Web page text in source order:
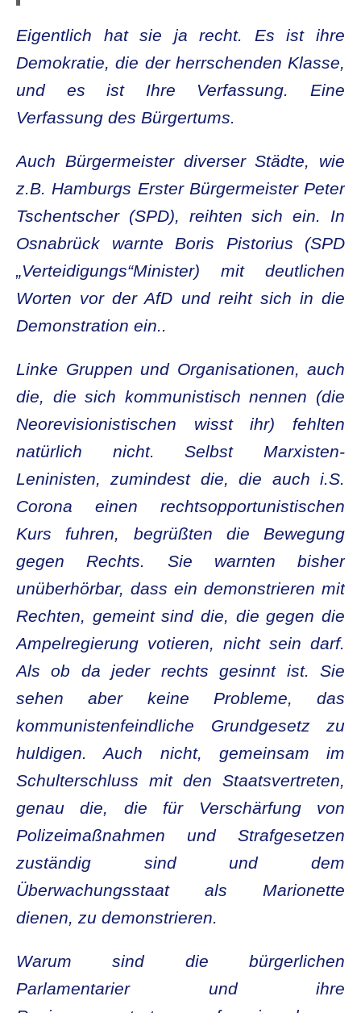
Eigentlich hat sie ja recht. Es ist ihre
Demokratie, die der herrschenden Klasse,
und es ist Ihre Verfassung.
Eine
Verfassung des Bürgertums.
Auch Bürgermeister diverser Städte, wie
z.B. Hamburgs Erster Bürgermeister Peter
Tschentscher (SPD), reihten sich ein. In
Osnabrück warnte Boris Pistorius (SPD
„Verteidigungs“Minister) mit deutlichen
Worten vor der AfD und reiht sich in die
Demonstration ein..
Linke Gruppen und Organisationen, auch
die, die sich kommunistisch nennen (die
Neorevisionistischen wisst ihr) fehlten
natürlich nicht. Selbst Marxisten-
Leninisten, zumindest die, die auch i.S.
Corona einen rechtsopportunistischen
Kurs fuhren, begrüßten die Bewegung
gegen Rechts. Sie warnten bisher
unüberhörbar, dass ein demonstrieren mit
Rechten, gemeint sind die, die gegen die
Ampelregierung votieren, nicht sein darf.
Als ob da jeder rechts gesinnt ist. Sie
sehen aber keine Probleme, das
kommunistenfeindliche Grundgesetz zu
huldigen. Auch nicht, gemeinsam im
Schulterschluss mit den Staatsvertreten,
genau die, die für Verschärfung von
Polizeimaßnahmen und Strafgesetzen
zuständig sind und dem
Überwachungsstaat als Marionette
dienen, zu demonstrieren.
Warum sind die bürgerlichen
Parlamentarier und ihre